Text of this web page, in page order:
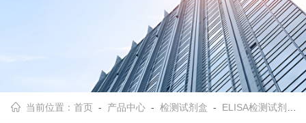
当前位置：首页 - 产品中心 -检测试剂盒 - ELISA检测试剂盒